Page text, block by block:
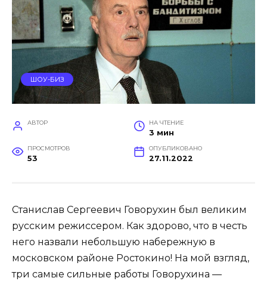
ШОУ-БИЗ
АВТОР НА ЧТЕНИЕ
3 мин
ПРОСМОТРОВ
53
ОПУБЛИКОВАНО
27.11.2022
Станислав Сергеевич Говорухин был великим
русским режиссером. Как здорово, что в честь
него назвали небольшую набережную в
московском районе Ростокино! На мой взгляд,
три самые сильные работы Говорухина —